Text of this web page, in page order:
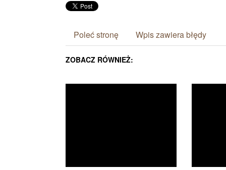
Poleć stronę Wpis zawiera błędy
ZOBACZ RÓWNIEŻ: